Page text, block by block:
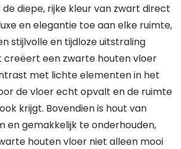
diepe, rijke kleur van zwart direct
en elegantie toe aan elke ruimte,
stijlvolle en tijdloze uitstraling
creëert een zwarte houten vloer
met lichte elementen in het
de vloer echt opvalt en de ruimte
krijgt. Bovendien is hout van
en gemakkelijk te onderhouden,
houten vloer niet alleen mooi